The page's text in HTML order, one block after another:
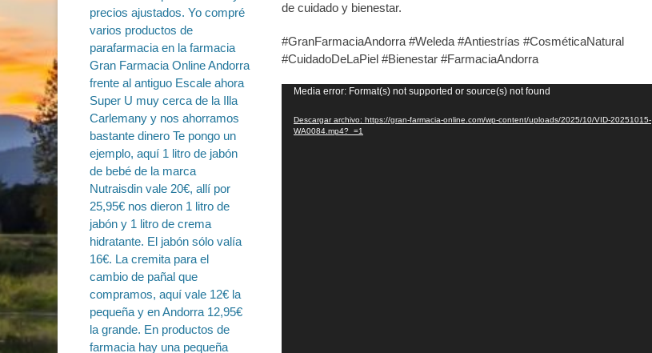
de cuidado y bienestar.
#GranFarmaciaAndorra #Weleda #Antiestrías #CosméticaNatural
#CuidadoDeLaPiel #Bienestar #FarmaciaAndorra
Reproductor
vídeo
Media error: Format(s) not supported or source(s) not found
Descargar archivo: https://gran-farmacia-online.com/wp-content/uploads/2025/10/VID-20251015-
WA0084.mp4?_=1